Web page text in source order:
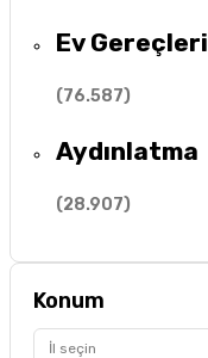
Ev Gereçleri
(76.587)
Aydınlatma
(28.907)
Konum
İl seçin